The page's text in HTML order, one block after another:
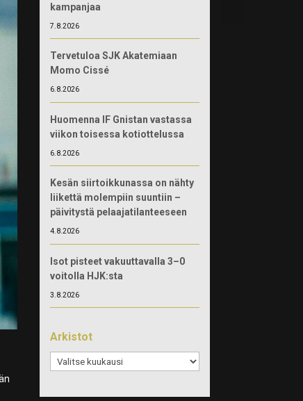
kampanjaa
7.8.2026
Tervetuloa SJK Akatemiaan
Momo Cissé
6.8.2026
Huomenna IF Gnistan vastassa
viikon toisessa kotiottelussa
6.8.2026
Kesän siirtoikkunassa on nähty
liikettä molempiin suuntiin –
päivitystä pelaajatilanteeseen
4.8.2026
Isot pisteet vakuuttavalla 3–0
voitolla HJK:sta
3.8.2026
Arkistot
Arkistot